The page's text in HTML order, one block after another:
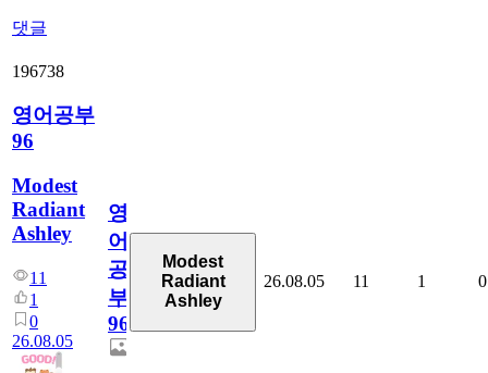
댓글
196738
영어공부
96
Modest
Radiant
Ashley
11
1
0
26.08.05
영
어
공
부
96
Modest
Radiant
Ashley
26.08.05 11 1 0